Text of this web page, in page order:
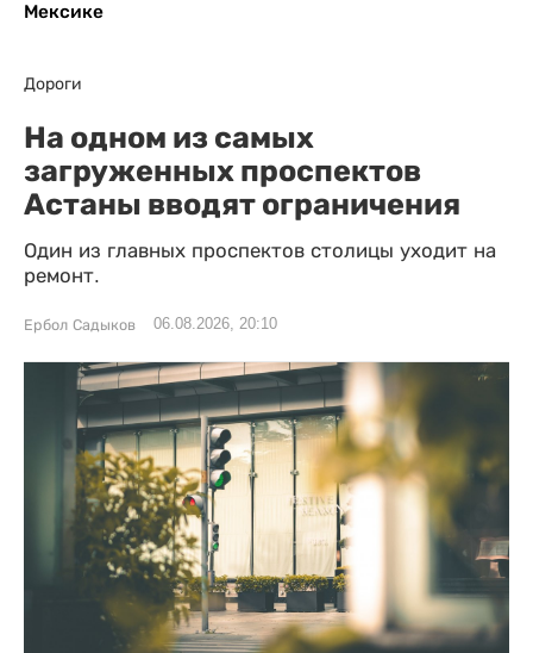
Мексике
Дороги
На одном из самых
загруженных проспектов
Астаны вводят ограничения
Один из главных проспектов столицы уходит на
ремонт.
Ербол Садыков 06.08.2026, 20:10